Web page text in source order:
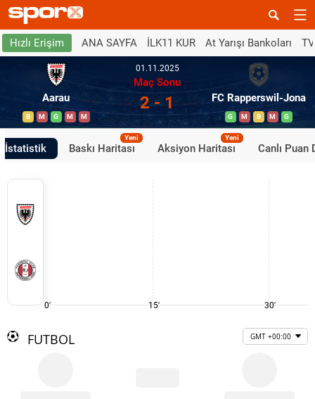
Hızlı Erişim ANA SAYFA İLK11 KUR At Yarışı Bankoları
Aarau
B M G M M
01.11.2025
Maç Sonu
2 - 1 FC Rapperswil-Jona
G M B M G
İstatistik Baskı Haritası
Yeni
Aksiyon Haritası
Yeni
Canlı Puan
0' 15' 30'
FUTBOL GMT +00:00